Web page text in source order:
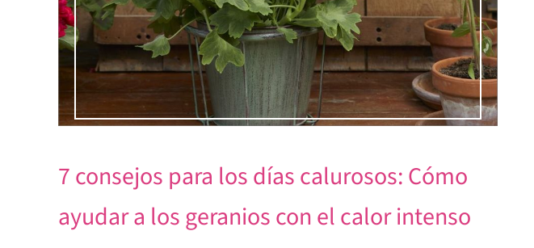
7 consejos para los días calurosos: Cómo
ayudar a los geranios con el calor intenso